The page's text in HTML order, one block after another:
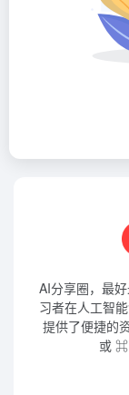
AI分享圈，最
习者在人工智
提供了便捷的
或 ⌘